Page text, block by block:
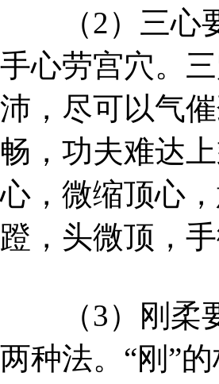
（2）三心要
手心劳宫穴。
沛，尽可以气
畅，功夫难达
心，微缩顶心
蹬，头微顶，
（3）刚柔要
两种法。“刚”